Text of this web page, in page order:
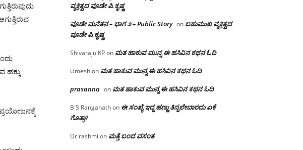
ಹಕ್ಕು
ವ್ಯಕ್ತಿತ್ವದ ವೂಡೇ ಪಿ.ಕೃಷ್ಣ
ವೂಡೇ ಮನೆತನ – ಭಾಗ ೨ – Public Story on ಬಹುಮುಖ ವ್ಯಕ್ತಿತ್ವದ
ವೂಡೇ ಪಿ.ಕೃಷ್ಣ
Shivaraju KPon ಮತ ಹಾಕುವ ಮುನ್ನ ಈ ಹಸಿವಿನ ಕಥನ ಓದಿ
Umeshon ಮತ ಹಾಕುವ ಮುನ್ನ ಈ ಹಸಿವಿನ ಕಥನ ಓದಿ
prasanna on ಮತ ಹಾಕುವ ಮುನ್ನ ಈ ಹಸಿವಿನ ಕಥನ ಓದಿ
B S Ranganathon ಈ ಸಂಖ್ಯೆ ಇದ್ದ ಹಣ್ಣು ತಿನ್ನಲೇಬಾರದು ಏಕೆ
ಗೊತ್ತಾ?
Dr rashmi on ಮತ್ತೆ ಬಂದ ವಸಂತ